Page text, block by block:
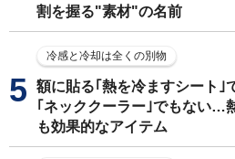
割を握る"素材"の名前
冷感と冷却は全くの別物
額に貼る｢熱を冷ますシート｣
｢ネッククーラー｣でもない…
も効果的なアイテム